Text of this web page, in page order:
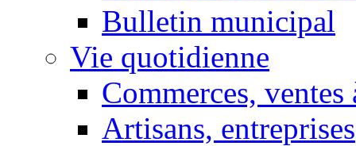
Bulletin municipal
Vie quotidienne
Commerces, ventes
Artisans, entreprises